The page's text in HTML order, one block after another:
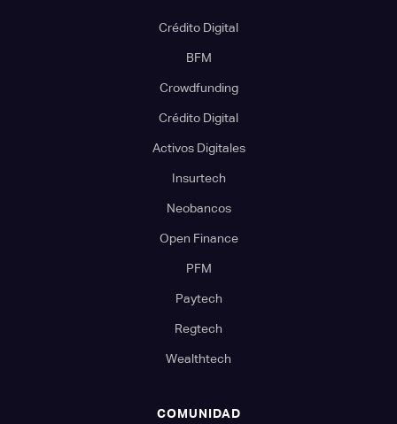
Crédito Digital
BFM
Crowdfunding
Crédito Digital
Activos Digitales
Insurtech
Neobancos
Open Finance
PFM
Paytech
Regtech
Wealthtech
COMUNIDAD